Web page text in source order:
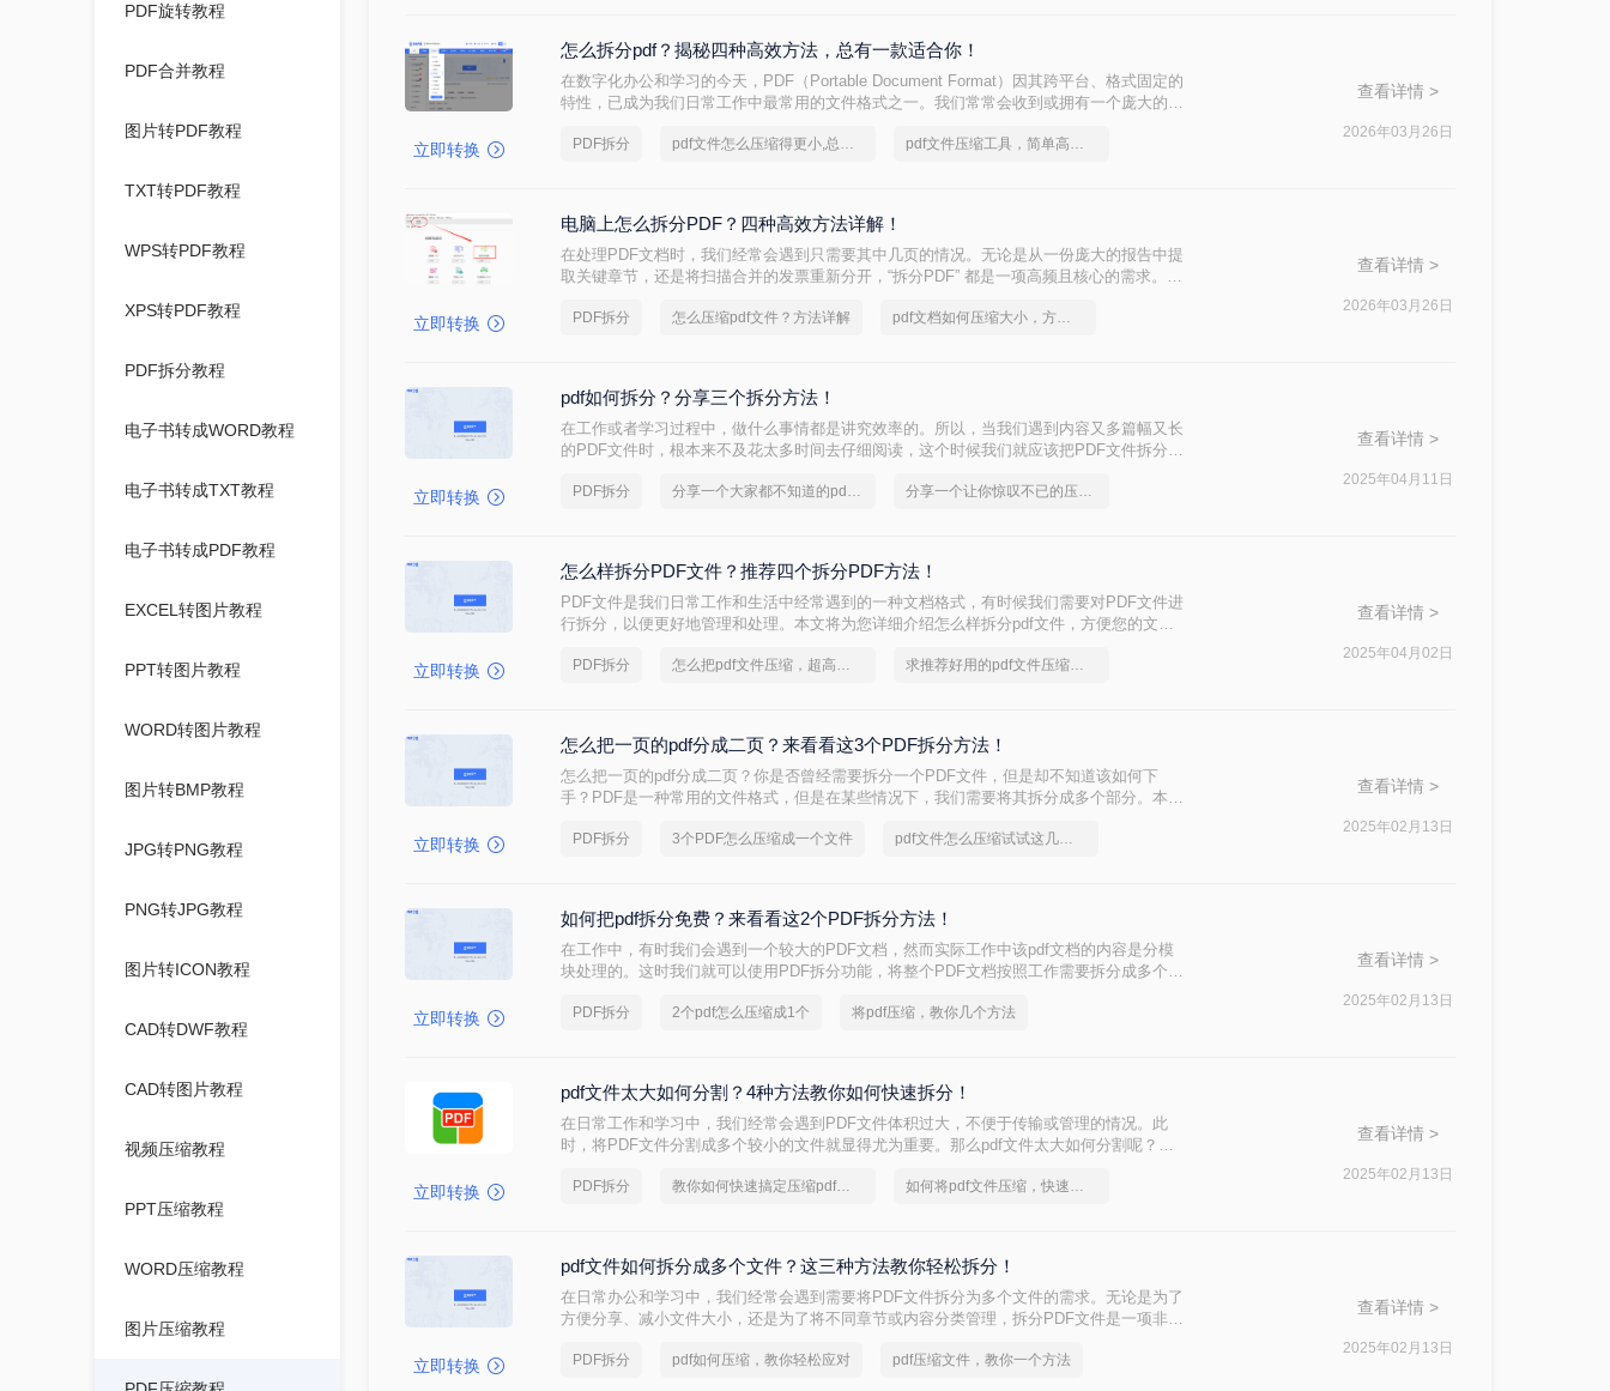
PDF旋转教程
PDF合并教程
图片转PDF教程
TXT转PDF教程
WPS转PDF教程
XPS转PDF教程
PDF拆分教程
电子书转成WORD教程
电子书转成TXT教程
电子书转成PDF教程
EXCEL转图片教程
PPT转图片教程
WORD转图片教程
图片转BMP教程
JPG转PNG教程
PNG转JPG教程
图片转ICON教程
CAD转DWF教程
CAD转图片教程
视频压缩教程
PPT压缩教程
WORD压缩教程
图片压缩教程
立即转换
怎么拆分pdf？揭秘四种高效方法，总有一款适合你！
在数字化办公和学习的今天，PDF（Portable Document Format）因其跨平台、格式固定的
特性，已成为我们日常工作中最常用的文件格式之一。我们常常会收到或拥有一个庞大的
此时，如何从中精准、快速地提取出我们需要的部分，就成了一个亟待解决的问题。“拆分
PDF拆分 pdf文件怎么压缩得更小,总有适合你的方法 pdf文件压缩工具，简单高效的压缩方法
查看详情 >
2026年03月26日
立即转换
电脑上怎么拆分PDF？四种高效方法详解！
在处理PDF文档时，我们经常会遇到只需要其中几页的情况。无论是从一份庞大的报告中提
取关键章节，还是将扫描合并的发票重新分开，“拆分PDF” 都是一项高频且核心的需求。与
PDF拆分 怎么压缩pdf文件？方法详解 pdf文档如何压缩大小，方法详解
查看详情 >
2026年03月26日
立即转换
pdf如何拆分？分享三个拆分方法！
在工作或者学习过程中，做什么事情都是讲究效率的。所以，当我们遇到内容又多篇幅又长
的PDF文件时，根本来不及花太多时间去仔细阅读，这个时候我们就应该把PDF文件拆分成
今天我就推荐三个实用的方法来教你pdf如何拆分，让你快速提高文件处理效率。
PDF拆分 分享一个大家都不知道的pdf文件压缩方法 分享一个让你惊叹不已的压缩pdf文件方法
查看详情 >
2025年04月11日
立即转换
怎么样拆分PDF文件？推荐四个拆分PDF方法！
PDF文件是我们日常工作和生活中经常遇到的一种文档格式，有时候我们需要对PDF文件进
行拆分，以便更好地管理和处理。本文将为您详细介绍怎么样拆分pdf文件，方便您的文档
PDF拆分 怎么把pdf文件压缩，超高效图文教程推荐 求推荐好用的pdf文件压缩工具
查看详情 >
2025年04月02日
立即转换
怎么把一页的pdf分成二页？来看看这3个PDF拆分方法！
怎么把一页的pdf分成二页？你是否曾经需要拆分一个PDF文件，但是却不知道该如何下
手？PDF是一种常用的文件格式，但是在某些情况下，我们需要将其拆分成多个部分。本文
PDF拆分 3个PDF怎么压缩成一个文件 pdf文件怎么压缩试试这几个方法
查看详情 >
2025年02月13日
立即转换
如何把pdf拆分免费？来看看这2个PDF拆分方法！
在工作中，有时我们会遇到一个较大的PDF文档，然而实际工作中该pdf文档的内容是分模
块处理的。这时我们就可以使用PDF拆分功能，将整个PDF文档按照工作需要拆分成多个
免费方法，希望能给读者的工作带来方便。
PDF拆分 2个pdf怎么压缩成1个 将pdf压缩，教你几个方法
查看详情 >
2025年02月13日
立即转换
pdf文件太大如何分割？4种方法教你如何快速拆分！
在日常工作和学习中，我们经常会遇到PDF文件体积过大，不便于传输或管理的情况。此
时，将PDF文件分割成多个较小的文件就显得尤为重要。那么pdf文件太大如何分割呢？以
题。
PDF拆分 教你如何快速搞定压缩pdf文件 如何将pdf文件压缩，快速压缩的方法
查看详情 >
2025年02月13日
立即转换
pdf文件如何拆分成多个文件？这三种方法教你轻松拆分！
在日常办公和学习中，我们经常会遇到需要将PDF文件拆分为多个文件的需求。无论是为了
方便分享、减小文件大小，还是为了将不同章节或内容分类管理，拆分PDF文件是一项非常
松拆分PDF文件。
PDF拆分 pdf如何压缩，教你轻松应对 pdf压缩文件，教你一个方法
查看详情 >
2025年02月13日